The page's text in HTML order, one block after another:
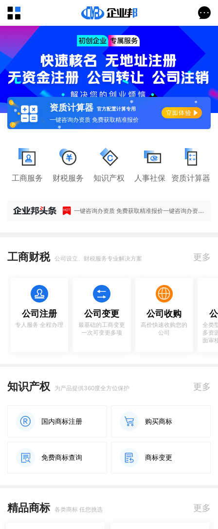
资质计算器 官方配置计算专用
一键咨询办资质 免费获取精准报价
工商服务 财税服务 知识产权 人事社保 资质计算器
一键咨询办资质 免费获取精准报价一键咨询办资....
工商财税 公司设立、财税服务专业解决方案 更多
公司注册
专人服务 全程办理
公司变更
最基础的工商变更
一次可变更多项
公司收购
高价快速收购您的
公司
全类
多资
面审
知识产权 为产品提供360度全方位保护 更多
国内商标注册 购买商标
免费商标查询 商标变更
精品商标 各类商标 任您挑选 更多